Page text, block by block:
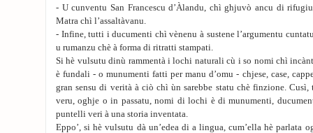
- U cunventu San Francescu d’Àlandu, chì ghjuvò ancu di
Matra chì l’assaltàvanu.
- Infine, tutti i ducumenti chì vènenu à sustene l’argumentu
u rumanzu chè à forma di ritratti stampati.
Si hè vulsutu dinù rammentà i lochi naturali cù i so nomi chì
è fundali - o munumenti fatti per manu d’omu - chjese, case,
gran sensu di verità à ciò chì ùn sarebbe statu chè finzione.
veru, oghje o in passatu, nomi di lochi è di munumenti,
puntelli veri à una storia inventata.
Eppo’, si hè vulsutu dà un’edea di a lingua, cum’ella hè parlata